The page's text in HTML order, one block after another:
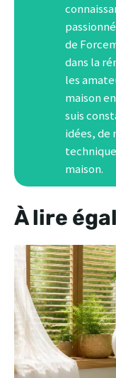
de
dans la
les
maison
suis
idées, de
maison.
À lire